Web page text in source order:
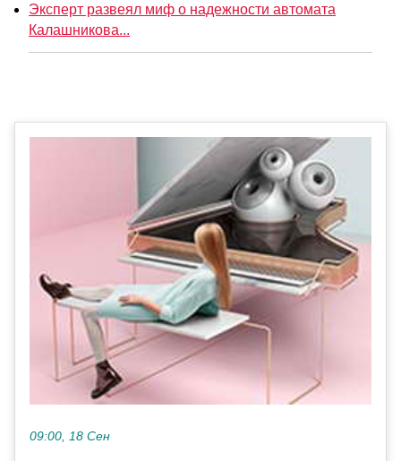
Эксперт развеял миф о надежности автомата
Калашникова...
09:00, 18 Сен